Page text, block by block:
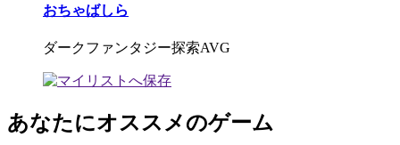
おちゃばしら
ダークファンタジー探索AVG
あなたにオススメのゲーム